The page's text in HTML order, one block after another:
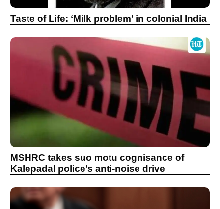
Taste of Life: ‘Milk problem’ in colonial India
MSHRC takes suo motu cognisance of
Kalepadal police’s anti-noise drive